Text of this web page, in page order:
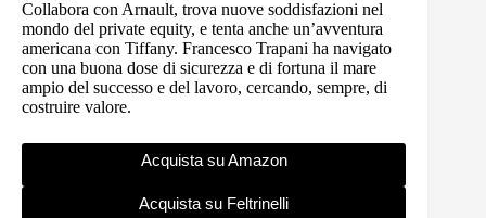
Collabora con Arnault, trova nuove soddisfazioni nel
mondo del private equity, e tenta anche un’avventura
americana con Tiffany. Francesco Trapani ha navigato
con una buona dose di sicurezza e di fortuna il mare
ampio del successo e del lavoro, cercando, sempre, di
costruire valore.
Acquista su Amazon
Acquista su Feltrinelli